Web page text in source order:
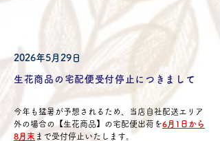
2026年5月29日
生花商品の宅配便受付停止につきまして
今年も猛暑が予想されるため、当店自社配送エリア
外の場合の【生花商品】の宅配便出荷を6月1日から
8月末 まで受付停止いたします。